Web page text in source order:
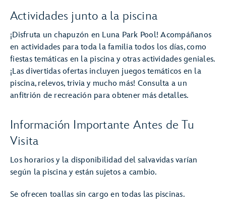
Actividades junto a la piscina
¡Disfruta un chapuzón en Luna Park Pool! Acompáñanos
en actividades para toda la familia todos los días, como
fiestas temáticas en la piscina y otras actividades geniales.
¡Las divertidas ofertas incluyen juegos temáticos en la
piscina, relevos, trivia y mucho más! Consulta a un
anfitrión de recreación para obtener más detalles.
Información Importante Antes de Tu
Visita
Los horarios y la disponibilidad del salvavidas varían
según la piscina y están sujetos a cambio.
Se ofrecen toallas sin cargo en todas las piscinas.